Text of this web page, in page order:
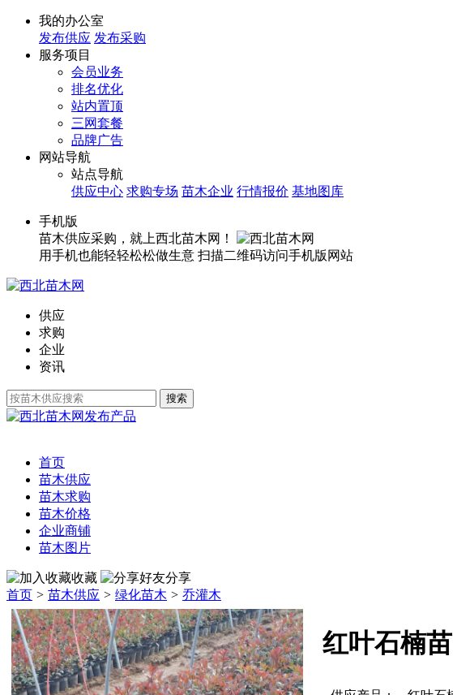
我的办公室
发布供应 发布采购
服务项目
会员业务
排名优化
站内置顶
三网套餐
品牌广告
网站导航
站点导航
供应中心 求购专场 苗木企业 行情报价 基地图库
手机版
苗木供应采购，就上西北苗木网！
用手机也能轻轻松松做生意 扫描二维码访问手机版网站
供应
求购
企业
资讯
发布产品
首页
苗木供应
苗木求购
苗木价格
企业商铺
苗木图片
收藏
分享
首页 > 苗木供应 > 绿化苗木 > 乔灌木
红叶石楠